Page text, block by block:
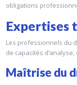
obligations
Expertises
Les professionnels du
de capacités
Maîtrise du